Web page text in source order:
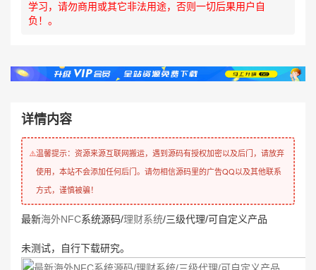
学习，请勿商用或其它非法用途，否则一切后果用户自
负！。
详情内容
⚠️温馨提示：资源来源互联网搬运，遇到源码有授权加密以及后门，请放弃
使用，本站不会添加任何后门。请勿相信源码里的广告QQ以及其他联系
方式，谨慎被骗！
最新海外NFC系统源码/理财系统/三级代理/可自定义产品
未测试，自行下载研究。